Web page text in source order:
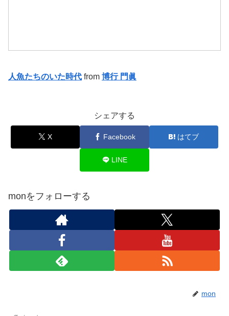
人魚たちのいた時代 from 博行 門眞
シェアする
X Facebook はてブ
LINE
monをフォローする
mon